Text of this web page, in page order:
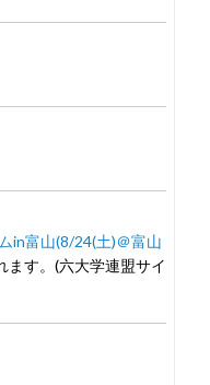
in富山(8/24(土)＠富山
ます。(六大学連盟サイ